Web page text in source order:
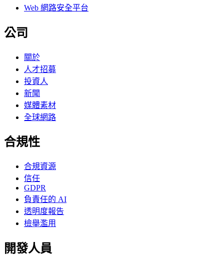
Web 網路安全平台
公司
關於
人才招募
投資人
新聞
媒體素材
全球網路
合規性
合規資源
信任
GDPR
負責任的 AI
透明度報告
檢舉濫用
開發人員